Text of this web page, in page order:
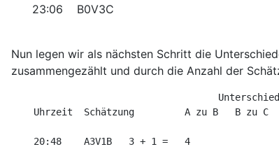
23:06 B0V3C
Nun legen wir als nächsten Schritt die
zusammengezählt und durch die Anzahl der
Uhrzeit  Schätzung         A zu B   B zu C
    20:48    A3V1B   3 + 1 =   4